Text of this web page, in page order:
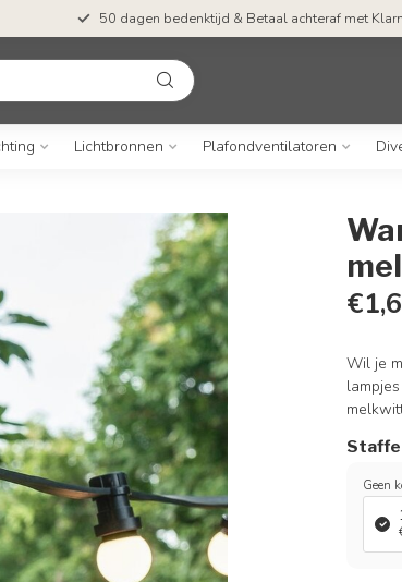
50 dagen bedenktijd & Betaal achteraf met
Lichtbronnen Plafondventilatoren
Wil je
Geen